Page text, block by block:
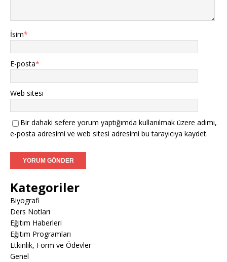
İsim*
E-posta*
Web sitesi
Bir dahaki sefere yorum yaptığımda kullanılmak üzere adımı,
e-posta adresimi ve web sitesi adresimi bu tarayıcıya kaydet.
Kategoriler
Biyografi
Ders Notları
Eğitim Haberleri
Eğitim Programları
Etkinlik, Form ve Ödevler
Genel